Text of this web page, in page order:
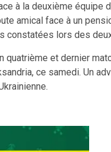
à la deuxième équipe
amical face à un
constatées lors des
et dernier
ce samedi. Un